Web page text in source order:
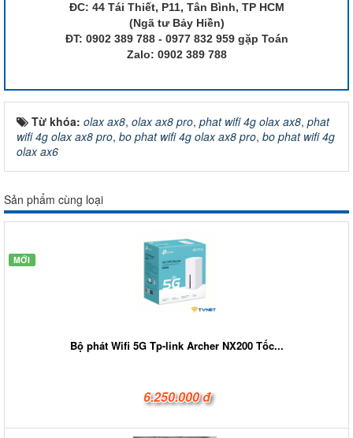
ĐC: 44 Tái Thiết, P11, Tân Bình, TP HCM
(Ngã tư Bảy Hiền)
ĐT: 0902 389 788 - 0977 832 959 gặp Toán
Zalo: 0902 389 788
Từ khóa: olax ax8, olax ax8 pro, phat wifi 4g olax ax8, phat
wifi 4g olax ax8 pro, bo phat wifi 4g olax ax8 pro, bo phat wifi 4g
olax ax6
Sản phẩm cùng loại
MỚI
Bộ phát Wifi 5G Tp-link Archer NX200 Tốc...
6.250.000 đ